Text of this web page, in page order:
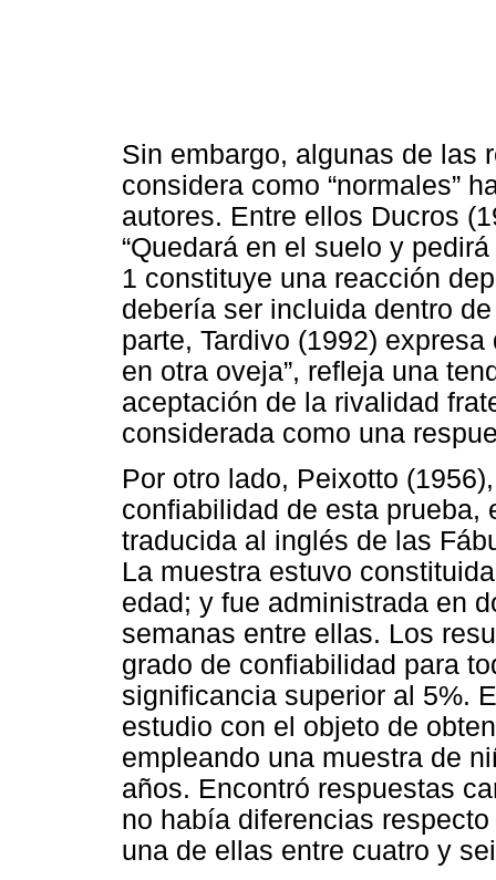
Sin embargo, algunas de las
considera como “normales”
autores. Entre ellos Ducros
“Quedará en el suelo y
1 constituye una reacción
debería ser incluida dentro
parte, Tardivo (1992)
en otra oveja”, refleja una
aceptación de la rivalidad
considerada como una
Por otro lado, Peixotto
confiabilidad de esta prueba,
traducida al inglés de las
La muestra estuvo
edad; y fue administrada en
semanas entre ellas. Los
grado de confiabilidad para
significancia superior al 5%.
estudio con el objeto de
empleando una muestra de
años. Encontró respuestas
no había diferencias
una de ellas entre cuatro y